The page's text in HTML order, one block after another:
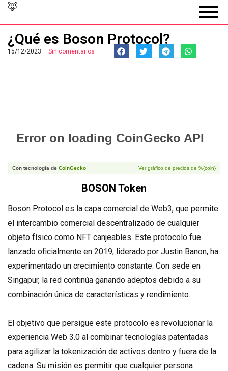
🦊
¿Qué es Boson Protocol?
15/12/2023 Sin comentarios
BOSON Token
Boson Protocol es la capa comercial de Web3, que permite
el intercambio comercial descentralizado de cualquier
objeto físico como NFT canjeables. Este protocolo fue
lanzado oficialmente en 2019, liderado por Justin Banon, ha
experimentado un crecimiento constante. Con sede en
Singapur, la red continúa ganando adeptos debido a su
combinación única de características y rendimiento.
El objetivo que persigue este protocolo es revolucionar la
experiencia Web 3.0 al combinar tecnologías patentadas
para agilizar la tokenización de activos dentro y fuera de la
cadena. Su misión es permitir que cualquier persona